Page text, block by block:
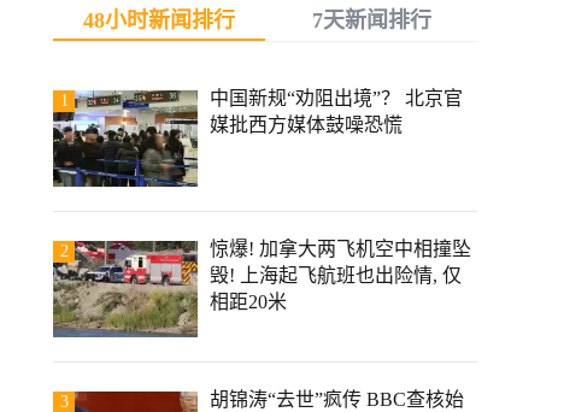
48小时新闻排行 7天新闻排行
1
中国新规“劝阻出境”？ 北京官
媒批西方媒体鼓噪恐慌
2
惊爆! 加拿大两飞机空中相撞坠
毁! 上海起飞航班也出险情, 仅
相距20米
3
胡锦涛“去世”疯传 BBC查核始